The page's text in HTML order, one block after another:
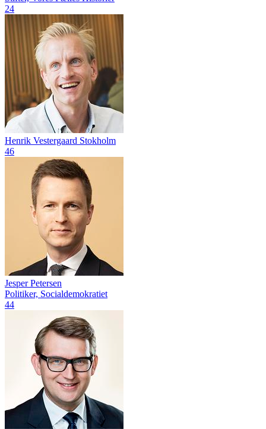
24
Henrik Vestergaard Stokholm
46
Jesper Petersen
Politiker, Socialdemokratiet
44